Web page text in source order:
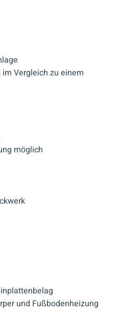
Vergleich zu einem
möglich
und Fußbodenheizung